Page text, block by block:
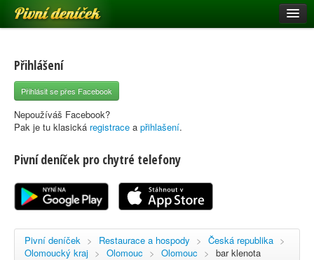
Pivní deníček
Pivní mapa
Pivní značky
Nápověda
Registrace
Přihlášení
Přihlásit se přes Facebook
Nepoužíváš Facebook?
Pak je tu klasická registrace a přihlašení.
Pivní deníček pro chytré telefony
Pivní deníček > Restaurace a hospody > Česká republika >
Olomoucký kraj > Olomouc > Olomouc > bar klenota